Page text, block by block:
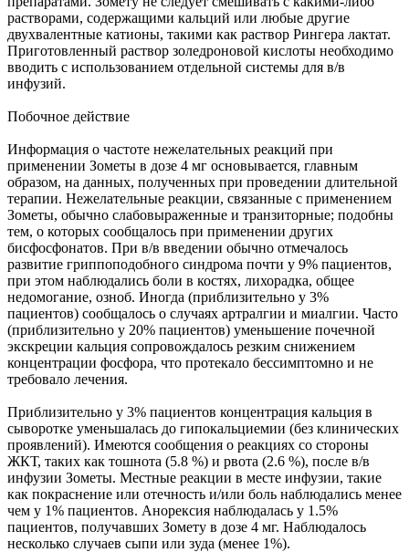
растворами, содержащими кальций или любые другие
двухвалентные катионы, такими как раствор Рингера лактат.
Приготовленный раствор золедроновой кислоты необходимо
вводить с использованием отдельной системы для в/в
инфузий.
Побочное действие
Информация о частоте нежелательных реакций при
применении Зометы в дозе 4 мг основывается, главным
образом, на данных, полученных при проведении длительной
терапии. Нежелательные реакции, связанные с применением
Зометы, обычно слабовыраженные и транзиторные; подобны
тем, о которых сообщалось при применении других
бисфосфонатов. При в/в введении обычно отмечалось
развитие гриппоподобного синдрома почти у 9% пациентов,
при этом наблюдались боли в костях, лихорадка, общее
недомогание, озноб. Иногда (приблизительно у 3%
пациентов) сообщалось о случаях артралгии и миалгии. Часто
(приблизительно у 20% пациентов) уменьшение почечной
экскреции кальция сопровождалось резким снижением
концентрации фосфора, что протекало бессимптомно и не
требовало лечения.
Приблизительно у 3% пациентов концентрация кальция в
сыворотке уменьшалась до гипокальциемии (без клинических
проявлений). Имеются сообщения о реакциях со стороны
ЖКТ, таких как тошнота (5.8 %) и рвота (2.6 %), после в/в
инфузии Зометы. Местные реакции в месте инфузии, такие
как покраснение или отечность и/или боль наблюдались менее
чем у 1% пациентов. Анорексия наблюдалась у 1.5%
пациентов, получавших Зомету в дозе 4 мг. Наблюдалось
несколько случаев сыпи или зуда (менее 1%).